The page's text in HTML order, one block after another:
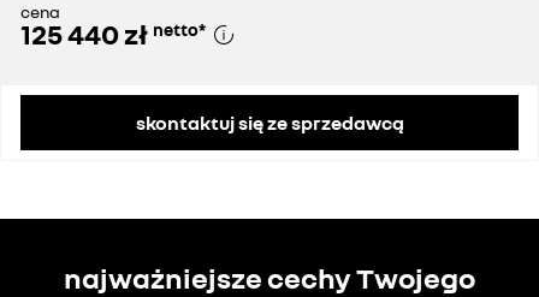
cena
125 440 zł netto*
skontaktuj się ze sprzedawcą
najważniejsze cechy Twojego